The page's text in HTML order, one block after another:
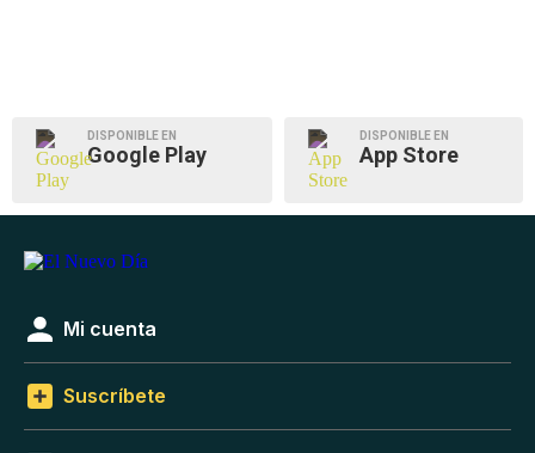
DISPONIBLE EN
Google Play
DISPONIBLE EN
App Store
Mi cuenta
Suscríbete